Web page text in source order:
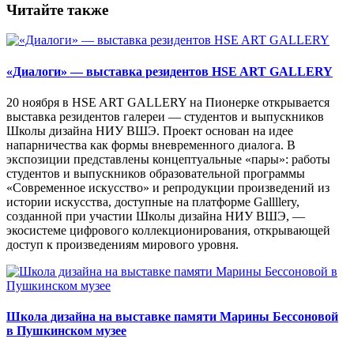
Читайте также
«Диалоги» — выставка резидентов HSE ART GALLERY
20 ноября в HSE ART GALLERY на Пионерке открывается
выставка резидентов галереи — студентов и выпускников
Школы дизайна НИУ ВШЭ. Проект основан на идее
напарничества как формы вневременного диалога. В
экспозиции представлены концептуальные «пары»: работы
студентов и выпускников образовательной программы
«Современное искусство» и репродукции произведений из
истории искусства, доступные на платформе Gallllery,
созданной при участии Школы дизайна НИУ ВШЭ, —
экосистеме цифрового коллекционирования, открывающей
доступ к произведениям мирового уровня.
Школа дизайна на выставке памяти Марины Бессоновой
в Пушкинском музее